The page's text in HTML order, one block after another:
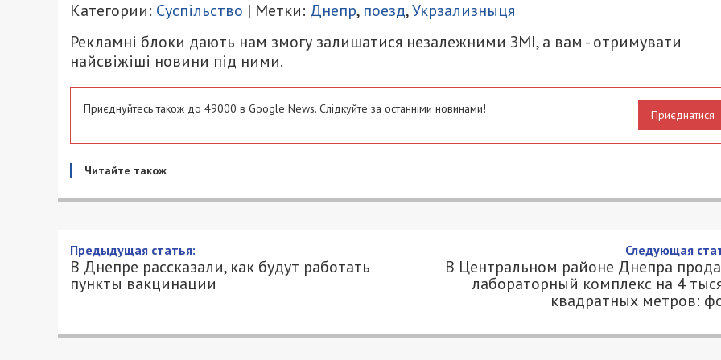
Категории: Суспільство | Метки: Днепр, поезд,Укрзализныця
Рекламні блоки дають нам змогу залишатися незалежними ЗМІ, а вам - отримувати
найсвіжіші новини під ними.
Приєднуйтесь також до 49000 в Google News. Слідкуйте за останніми новинами! Приєднатися
Читайте також
В Днепре рассказали, как будут работать пункты
13/12/2021 - 17:30
ПЕТРО ЩУКІН - СПЕЦИАЛЬНО ДЛЯ 49000.COM.UA